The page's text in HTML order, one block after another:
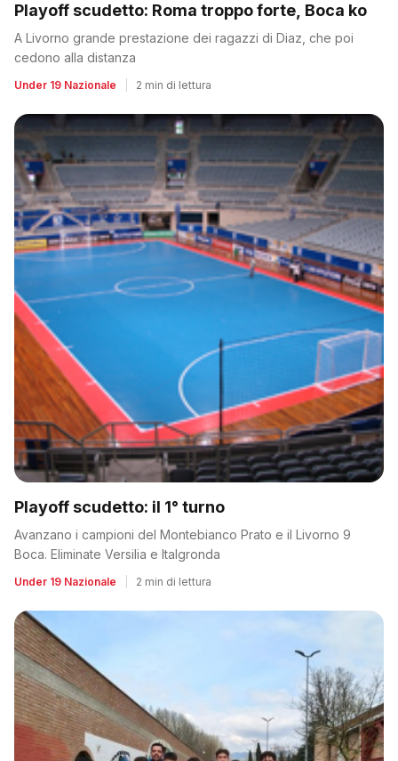
Playoff scudetto: Roma troppo forte, Boca ko
A Livorno grande prestazione dei ragazzi di Diaz, che poi
cedono alla distanza
Under 19 Nazionale 2 min di lettura
Playoff scudetto: il 1° turno
Avanzano i campioni del Montebianco Prato e il Livorno 9
Boca. Eliminate Versilia e Italgronda
Under 19 Nazionale 2 min di lettura